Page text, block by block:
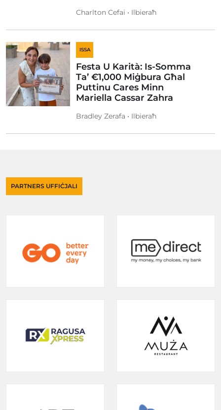
Charlton Cefai • Ilbieraħ
ISSA
Festa U Karità: Is-Somma
Ta’ €1,000 Miġbura Għal
Puttinu Cares Minn
Mariella Cassar Zahra
Bradley Zerafa • Ilbieraħ
PARTNERS UFFIĊJALI